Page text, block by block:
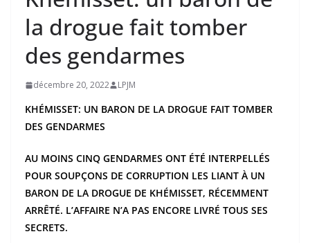
la drogue fait tomber
des gendarmes
décembre 20, 2022 LPJM
KHÉMISSET: UN BARON DE LA DROGUE FAIT TOMBER
DES GENDARMES
AU MOINS CINQ GENDARMES ONT ÉTÉ INTERPELLÉS
POUR SOUPÇONS DE CORRUPTION LES LIANT À UN
BARON DE LA DROGUE DE KHÉMISSET, RÉCEMMENT
ARRÊTÉ. L’AFFAIRE N’A PAS ENCORE LIVRÉ TOUS SES
SECRETS.